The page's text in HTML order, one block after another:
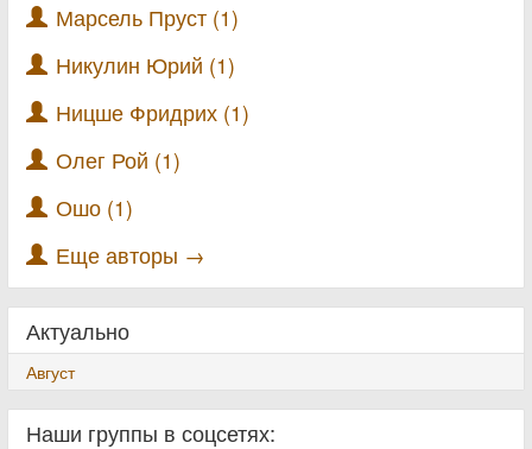
Марсель Пруст (1)
Никулин Юрий (1)
Ницше Фридрих (1)
Олег Рой (1)
Ошо (1)
Еще авторы →
Актуально
Август
Наши группы в соцсетях: